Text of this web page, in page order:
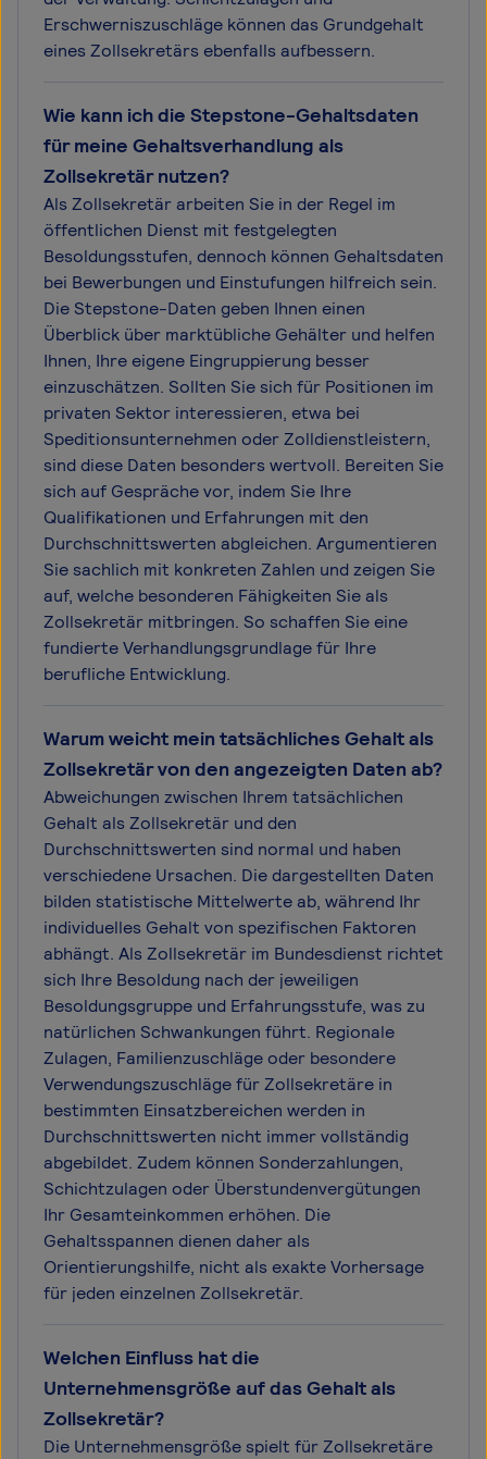
Erschwerniszuschläge können das Grundgehalt
eines Zollsekretärs ebenfalls aufbessern.
Wie kann ich die Stepstone-Gehaltsdaten
für meine Gehaltsverhandlung als
Zollsekretär nutzen?
Als Zollsekretär arbeiten Sie in der Regel im
öffentlichen Dienst mit festgelegten
Besoldungsstufen, dennoch können Gehaltsdaten
bei Bewerbungen und Einstufungen hilfreich sein.
Die Stepstone-Daten geben Ihnen einen
Überblick über marktübliche Gehälter und helfen
Ihnen, Ihre eigene Eingruppierung besser
einzuschätzen. Sollten Sie sich für Positionen im
privaten Sektor interessieren, etwa bei
Speditionsunternehmen oder Zolldienstleistern,
sind diese Daten besonders wertvoll. Bereiten Sie
sich auf Gespräche vor, indem Sie Ihre
Qualifikationen und Erfahrungen mit den
Durchschnittswerten abgleichen. Argumentieren
Sie sachlich mit konkreten Zahlen und zeigen Sie
auf, welche besonderen Fähigkeiten Sie als
Zollsekretär mitbringen. So schaffen Sie eine
fundierte Verhandlungsgrundlage für Ihre
berufliche Entwicklung.
Warum weicht mein tatsächliches Gehalt als
Zollsekretär von den angezeigten Daten ab?
Abweichungen zwischen Ihrem tatsächlichen
Gehalt als Zollsekretär und den
Durchschnittswerten sind normal und haben
verschiedene Ursachen. Die dargestellten Daten
bilden statistische Mittelwerte ab, während Ihr
individuelles Gehalt von spezifischen Faktoren
abhängt. Als Zollsekretär im Bundesdienst richtet
sich Ihre Besoldung nach der jeweiligen
Besoldungsgruppe und Erfahrungsstufe, was zu
natürlichen Schwankungen führt. Regionale
Zulagen, Familienzuschläge oder besondere
Verwendungszuschläge für Zollsekretäre in
bestimmten Einsatzbereichen werden in
Durchschnittswerten nicht immer vollständig
abgebildet. Zudem können Sonderzahlungen,
Schichtzulagen oder Überstundenvergütungen
Ihr Gesamteinkommen erhöhen. Die
Gehaltsspannen dienen daher als
Orientierungshilfe, nicht als exakte Vorhersage
für jeden einzelnen Zollsekretär.
Welchen Einfluss hat die
Unternehmensgröße auf das Gehalt als
Zollsekretär?
Die Unternehmensgröße spielt für Zollsekretäre